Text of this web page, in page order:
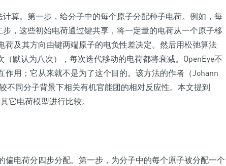
算。第一步，给分子中的每个原子分配种子电荷。例如，每
，这些初始电荷通过键共享，将一定量的电荷从一个原子移
荷及其方向由键两端原子的电负性差决定。然后用松弛算法
（默认为八次），每次迭代移动的电荷都将衰减。OpenEye不
作用；它从来就不是为了这个目的。该方法的作者（Johann
不同分子背景下相关有机官能团的相对反应性。本文提到
它电荷模型进行比较。
偏电荷分四步分配。第一步，为分子中的每个原子被分配一个